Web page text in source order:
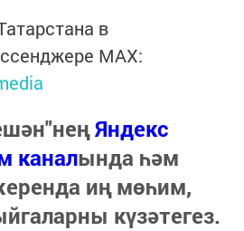
в
MАХ:
Яндекс
каналында һәм
иң мөһим,
күзәтегез.